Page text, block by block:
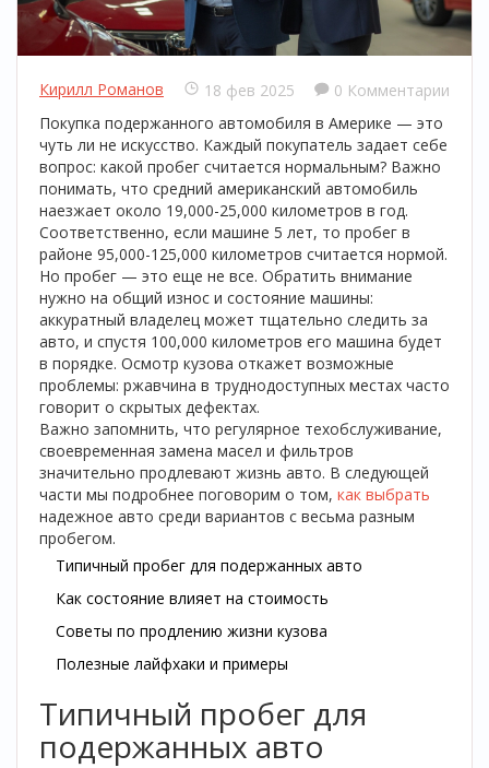
Кирилл Романов 18 фев 2025
0 Комментарии
Покупка подержанного автомобиля в Америке — это
чуть ли не искусство. Каждый покупатель задает себе
вопрос: какой пробег считается нормальным? Важно
понимать, что средний американский автомобиль
наезжает около 19,000-25,000 километров в год.
Соответственно, если машине 5 лет, то пробег в
районе 95,000-125,000 километров считается нормой.
Но пробег — это еще не все. Обратить внимание
нужно на общий износ и состояние машины:
аккуратный владелец может тщательно следить за
авто, и спустя 100,000 километров его машина будет
в порядке. Осмотр кузова откажет возможные
проблемы: ржавчина в труднодоступных местах часто
говорит о скрытых дефектах.
Важно запомнить, что регулярное техобслуживание,
своевременная замена масел и фильтров
значительно продлевают жизнь авто. В следующей
части мы подробнее поговорим о том, как выбрать
надежное авто среди вариантов с весьма разным
пробегом.
Типичный пробег для подержанных авто
Как состояние влияет на стоимость
Советы по продлению жизни кузова
Полезные лайфхаки и примеры
Типичный пробег для
подержанных авто